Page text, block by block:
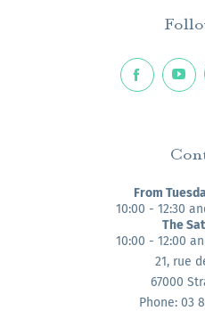
From
10:00 - 12:30
The
10:00 - 12:00
21, rue
67000
Phone: 03